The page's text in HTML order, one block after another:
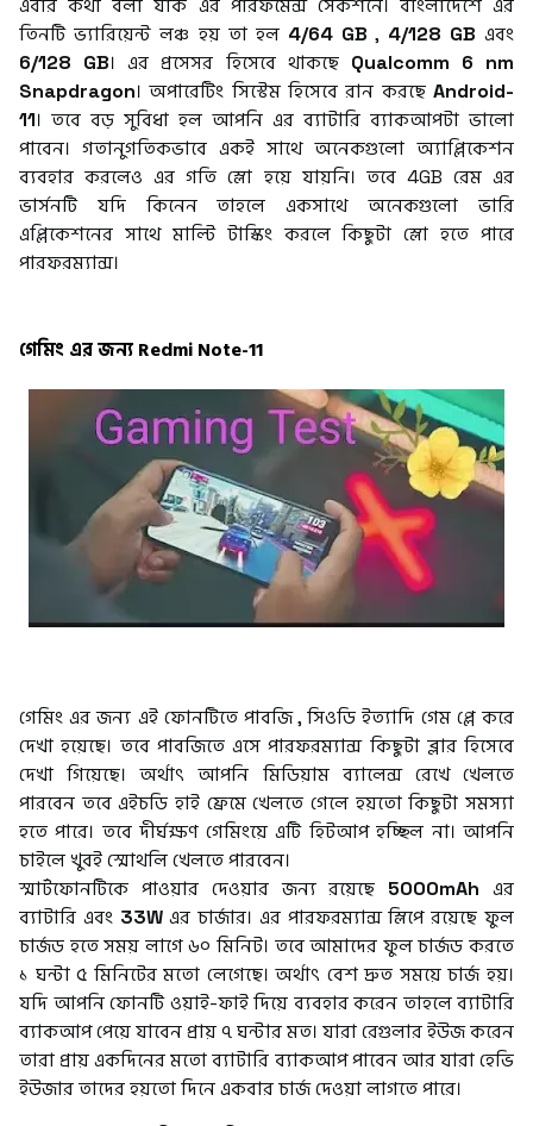
এবার কথা বলা যাক এর পারফমেন্স সেকশনে। বাংলাদেশে এর
তিনটি ভ্যারিয়েন্ট লঞ্চ হয় তা হল 4/64 GB , 4/128 GB এবং
6/128 GB। এর প্রসেসর হিসেবে থাকছে Qualcomm 6 nm
Snapdragon। অপারেটিং সিস্টেম হিসেবে রান করছে Android-
11। তবে বড় সুবিধা হল আপনি এর ব্যাটারি ব্যাকআপটা ভালো
পাবেন। গতানুগতিকভাবে একই সাথে অনেকগুলো অ্যাপ্লিকেশন
ব্যবহার করলেও এর গতি স্লো হয়ে যায়নি। তবে 4GB রেম এর
ভার্সনটি যদি কিনেন তাহলে একসাথে অনেকগুলো ভারি
এপ্লিকেশনের সাথে মাল্টি টাস্কিং করলে কিছুটা স্লো হতে পারে
পারফরম্যান্স।
গেমিং এর জন্য Redmi Note-11
গেমিং এর জন্য এই ফোনটিতে পাবজি , সিওডি ইত্যাদি গেম প্লে করে
দেখা হয়েছে। তবে পাবজিতে এসে পারফরম্যান্স কিছুটা ব্লার হিসেবে
দেখা গিয়েছে। অর্থাৎ আপনি মিডিয়াম ব্যালেন্স রেখে খেলতে
পারবেন তবে এইচডি হাই ফ্রেমে খেলতে গেলে হয়তো কিছুটা সমস্যা
হতে পারে। তবে দীর্ঘক্ষণ গেমিংয়ে এটি হিটআপ হচ্ছিল না। আপনি
চাইলে খুবই স্মোথলি খেলতে পারবেন।
স্মার্টফোনটিকে পাওয়ার দেওয়ার জন্য রয়েছে 5000mAh এর
ব্যাটারি এবং 33Wএর চার্জার। এর পারফরম্যান্স স্লিপে রয়েছে ফুল
চার্জড হতে সময় লাগে ৬০ মিনিট। তবে আমাদের ফুল চার্জড করতে
১ ঘন্টা ৫ মিনিটের মতো লেগেছে। অর্থাৎ বেশ দ্রুত সময়ে চার্জ হয়।
যদি আপনি ফোনটি ওয়াই-ফাই দিয়ে ব্যবহার করেন তাহলে ব্যাটারি
ব্যাকআপ পেয়ে যাবেন প্রায় ৭ ঘন্টার মত। যারা রেগুলার ইউজ করেন
তারা প্রায় একদিনের মতো ব্যাটারি ব্যাকআপ পাবেন আর যারা হেভি
ইউজার তাদের হয়তো দিনে একবার চার্জ দেওয়া লাগতে পারে।